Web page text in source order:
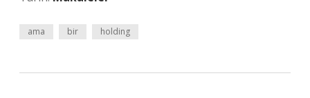
ama bir holding